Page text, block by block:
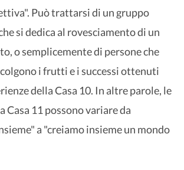
Può trattarsi di un gruppo
si dedica al rovesciamento di un
o semplicemente di persone che
i frutti e i successi ottenuti
della Casa 10. In altre parole, le
Casa 11 possono variare da
a "creiamo insieme un mondo